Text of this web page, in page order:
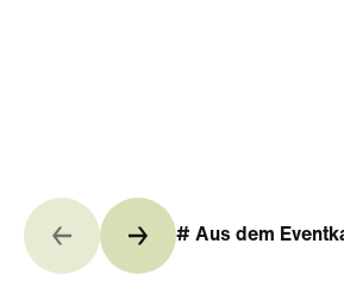
# Aus dem